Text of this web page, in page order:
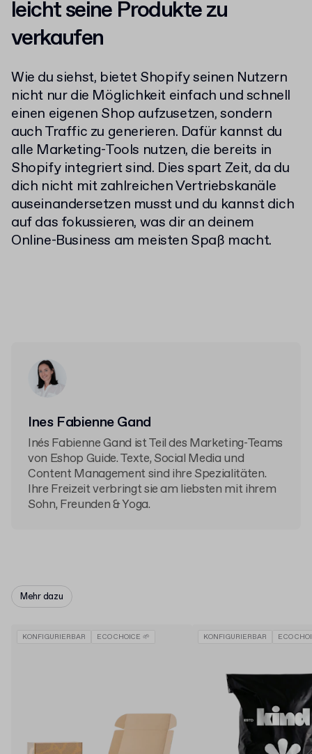
leicht seine Produkte zu
verkaufen
Wie du siehst, bietet Shopify seinen Nutzern
nicht nur die Möglichkeit einfach und schnell
einen eigenen Shop aufzusetzen, sondern
auch Traffic zu generieren. Dafür kannst du
alle Marketing-Tools nutzen, die bereits in
Shopify integriert sind. Dies spart Zeit, da du
dich nicht mit zahlreichen Vertriebskanäle
auseinandersetzen musst und du kannst dich
auf das fokussieren, was dir an deinem
Online-Business am meisten Spaß macht.
Ines Fabienne Gand
Inés Fabienne Gand ist Teil des Marketing-Teams
von Eshop Guide. Texte, Social Media und
Content Management sind ihre Spezialitäten.
Ihre Freizeit verbringt sie am liebsten mit ihrem
Sohn, Freunden & Yoga.
Mehr dazu
KONFIGURIERBAR ECO CHOICE 🌱 KONFIGURIERBAR ECO